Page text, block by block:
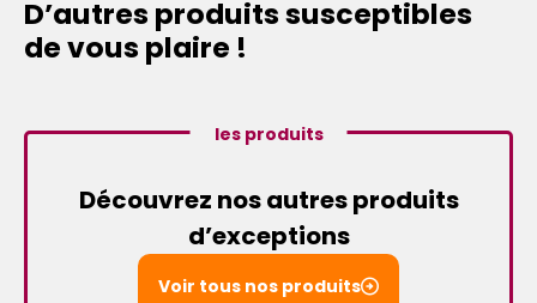
D’autres produits susceptibles
de vous plaire !
les produits
Découvrez nos autres produits
d’exceptions
Voir tous nos produits